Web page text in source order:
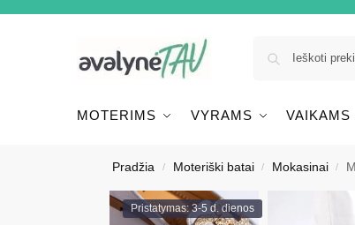
MOTERIMS VYRAMS VAIKAMS
Pradžia / Moteriški batai / Mokasinai /
Pristatymas: 3-5 d. dienos